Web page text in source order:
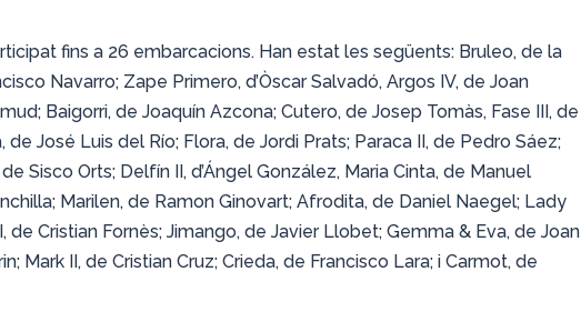
fins a 26 embarcacions. Han estat les següents: Bruleo, de la
Navarro; Zape Primero, d’Òscar Salvadó, Argos IV, de Joan
Baigorri, de Joaquín Azcona; Cutero, de Josep Tomàs, Fase III, de
José Luis del Río; Flora, de Jordi Prats; Paraca II, de Pedro Sáez;
Sisco Orts; Delfín II, d’Ángel González, Maria Cinta, de Manuel
Marilen, de Ramon Ginovart; Afrodita, de Daniel Naegel; Lady
de Cristian Fornès; Jimango, de Javier Llobet; Gemma & Eva, de Joan
Mark II, de Cristian Cruz; Crieda, de Francisco Lara; i Carmot, de